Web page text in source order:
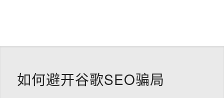
如何避开谷歌SEO骗局